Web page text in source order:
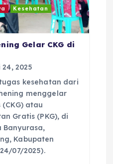
Kesehatan
Gelar CKG di
24, 2025
kesehatan dari
menggelar
atau
Gratis (PKG), di
Banyurasa,
Kabupaten
07/2025).